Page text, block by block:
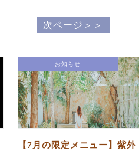
次ページ＞＞
お知らせ
【7月の限定メニュー】紫外